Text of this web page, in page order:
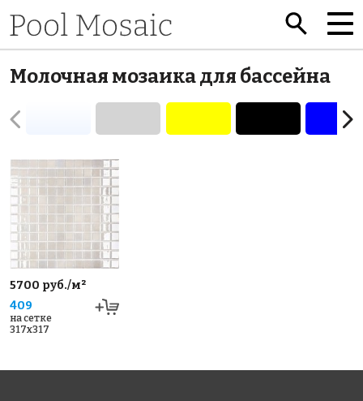
Молочная мозаика для бассейна
5700 руб./м²
409
на сетке
317x317